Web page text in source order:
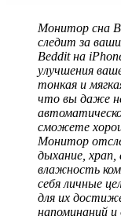
Монитор сна
следит за
Bedditна
улучшения
тонкая и
что вы даже
сможете
Монитор
дыхание,
влажность
себя личные
для их
напоминаний